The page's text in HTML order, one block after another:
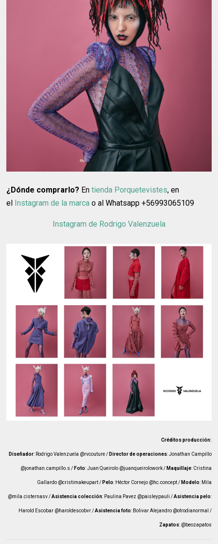
¿Dónde comprarlo? Entienda Porquetevistes, en
el
Instagram de la marca o al Whatsapp +56993065109
Instagram de Rodrigo Valenzuela
Créditos producción:
Diseñador: Rodrigo Valenzuela @rvcouture / Director de operaciones: Jonathan Campillo
@jonathan.campillo.s / Foto: Juan Queirolo @juanqueirolowork / Maquillaje: Cristina
Gallardo @cristimakeupart / Pelo: Héctor Cornejo @hc.concept / Modelo: Mila
@mila.cisternasv /Asistencia colección: Paulina Pavez @paisleypauli /Asistencia pelo:
Harold Escobar @haroldescobvr /Asistencia foto: Bolivar Alejandro @otrodianormal /
Zapatos: @beozapatos